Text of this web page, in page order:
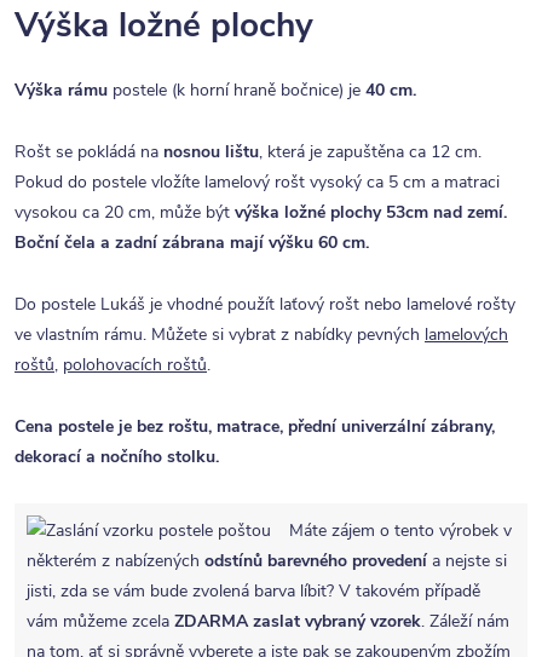
Výška ložné plochy
Výška rámu postele (k horní hraně bočnice) je 40 cm.
Rošt se pokládá na nosnou lištu, která je zapuštěna ca 12 cm.
Pokud do postele vložíte lamelový rošt vysoký ca 5 cm a matraci
vysokou ca 20 cm, může být výška ložné plochy 53cm nad zemí.
Boční čela a zadní zábrana mají výšku 60 cm.
Do postele Lukáš je vhodné použít laťový rošt nebo lamelové rošty
ve vlastním rámu. Můžete si vybrat z nabídky pevných lamelových
roštů, polohovacích roštů.
Cena postele je bez roštu, matrace, přední univerzální zábrany,
dekorací a nočního stolku.
Máte zájem o tento výrobek v
některém z nabízených odstínů barevného provedení a nejste si
jisti, zda se vám bude zvolená barva líbit? V takovém případě
vám můžeme zcela ZDARMA zaslat vybraný vzorek. Záleží nám
na tom, ať si správně vyberete a jste pak se zakoupeným zbožím